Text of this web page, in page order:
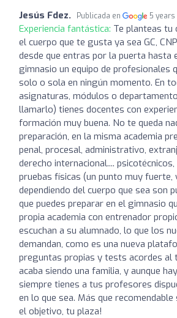
Jesús Fdez. Publicada en 5 years
Experiencia fantástica: Te planteas tu
el cuerpo que te gusta ya sea GC,
desde que entras por la puerta hasta
gimnasio un equipo de profesionales
solo o sola en ningún momento. En
asignaturas, módulos o
llamarlo) tienes docentes con
formación muy buena. No te queda
preparación, en la misma academia
penal, procesal, administrativo,
derecho internacional....
pruebas físicas (un punto muy fuerte,
dependiendo del cuerpo que sea son
que puedes preparar en el gimnasio
propia academia con entrenador
escuchan a su alumnado, lo que los
demandan, como es una nueva
preguntas propias y tests acordes al
acaba siendo una familia, y aunque
siempre tienes a tus profesores
en lo que sea. Más que
el objetivo, tu plaza!